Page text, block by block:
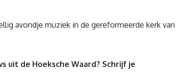
avondje muziek in de gereformeerde kerk van
uit de Hoeksche Waard? Schrijf je